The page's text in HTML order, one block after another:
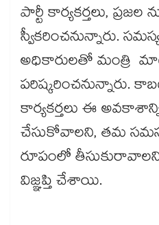
పార్టీ కార్యకర్తలు,
స్వీకరించనున్నారు.
అధికారులతో మంత్రి
పరిష్కరించనున్నారు.
కార్యకర్తలు ఈ
చేసుకోవాలని, తమ
రూపంలో
విజ్ఞప్తి చేశాయి.